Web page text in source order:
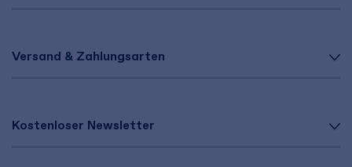
Versand & Zahlungsarten
Kostenloser Newsletter